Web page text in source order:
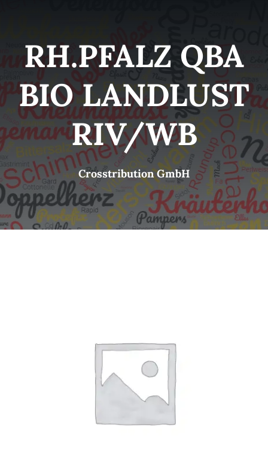
Brands
B2B-Shop
Kontakt
RH.PFALZ QBA
BIO LANDLUST
RIV/WB
Crosstribution GmbH